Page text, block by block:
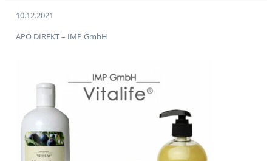
10.12.2021
APO DIREKT – IMP GmbH